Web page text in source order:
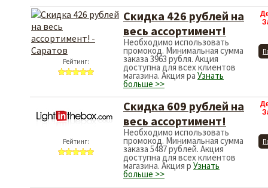
Рейтинг:
Скидка 426 рублей на
весь ассортимент!
Необходимо использовать
промокод. Минимальная сумма
заказа 3963 рубля. Акция
доступна для всех клиентов
магазина. Акция ра Узнать
больше >>
Рейтинг:
Скидка 609 рублей на
весь ассортимент!
Необходимо использовать
промокод. Минимальная сумма
заказа 5487 рублей. Акция
доступна для всех клиентов
магазина. Акция р Узнать
больше >>